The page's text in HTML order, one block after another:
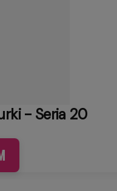
- Seria 20